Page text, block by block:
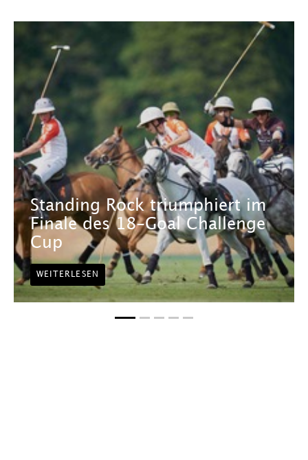
Standing Rock triumphiert im
Finale des 18-Goal Challenge
Cup
WEITERLESEN